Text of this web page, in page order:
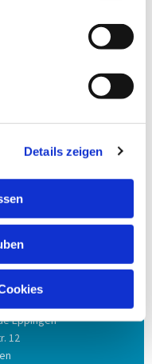
Details zeigen
Eppingen
12